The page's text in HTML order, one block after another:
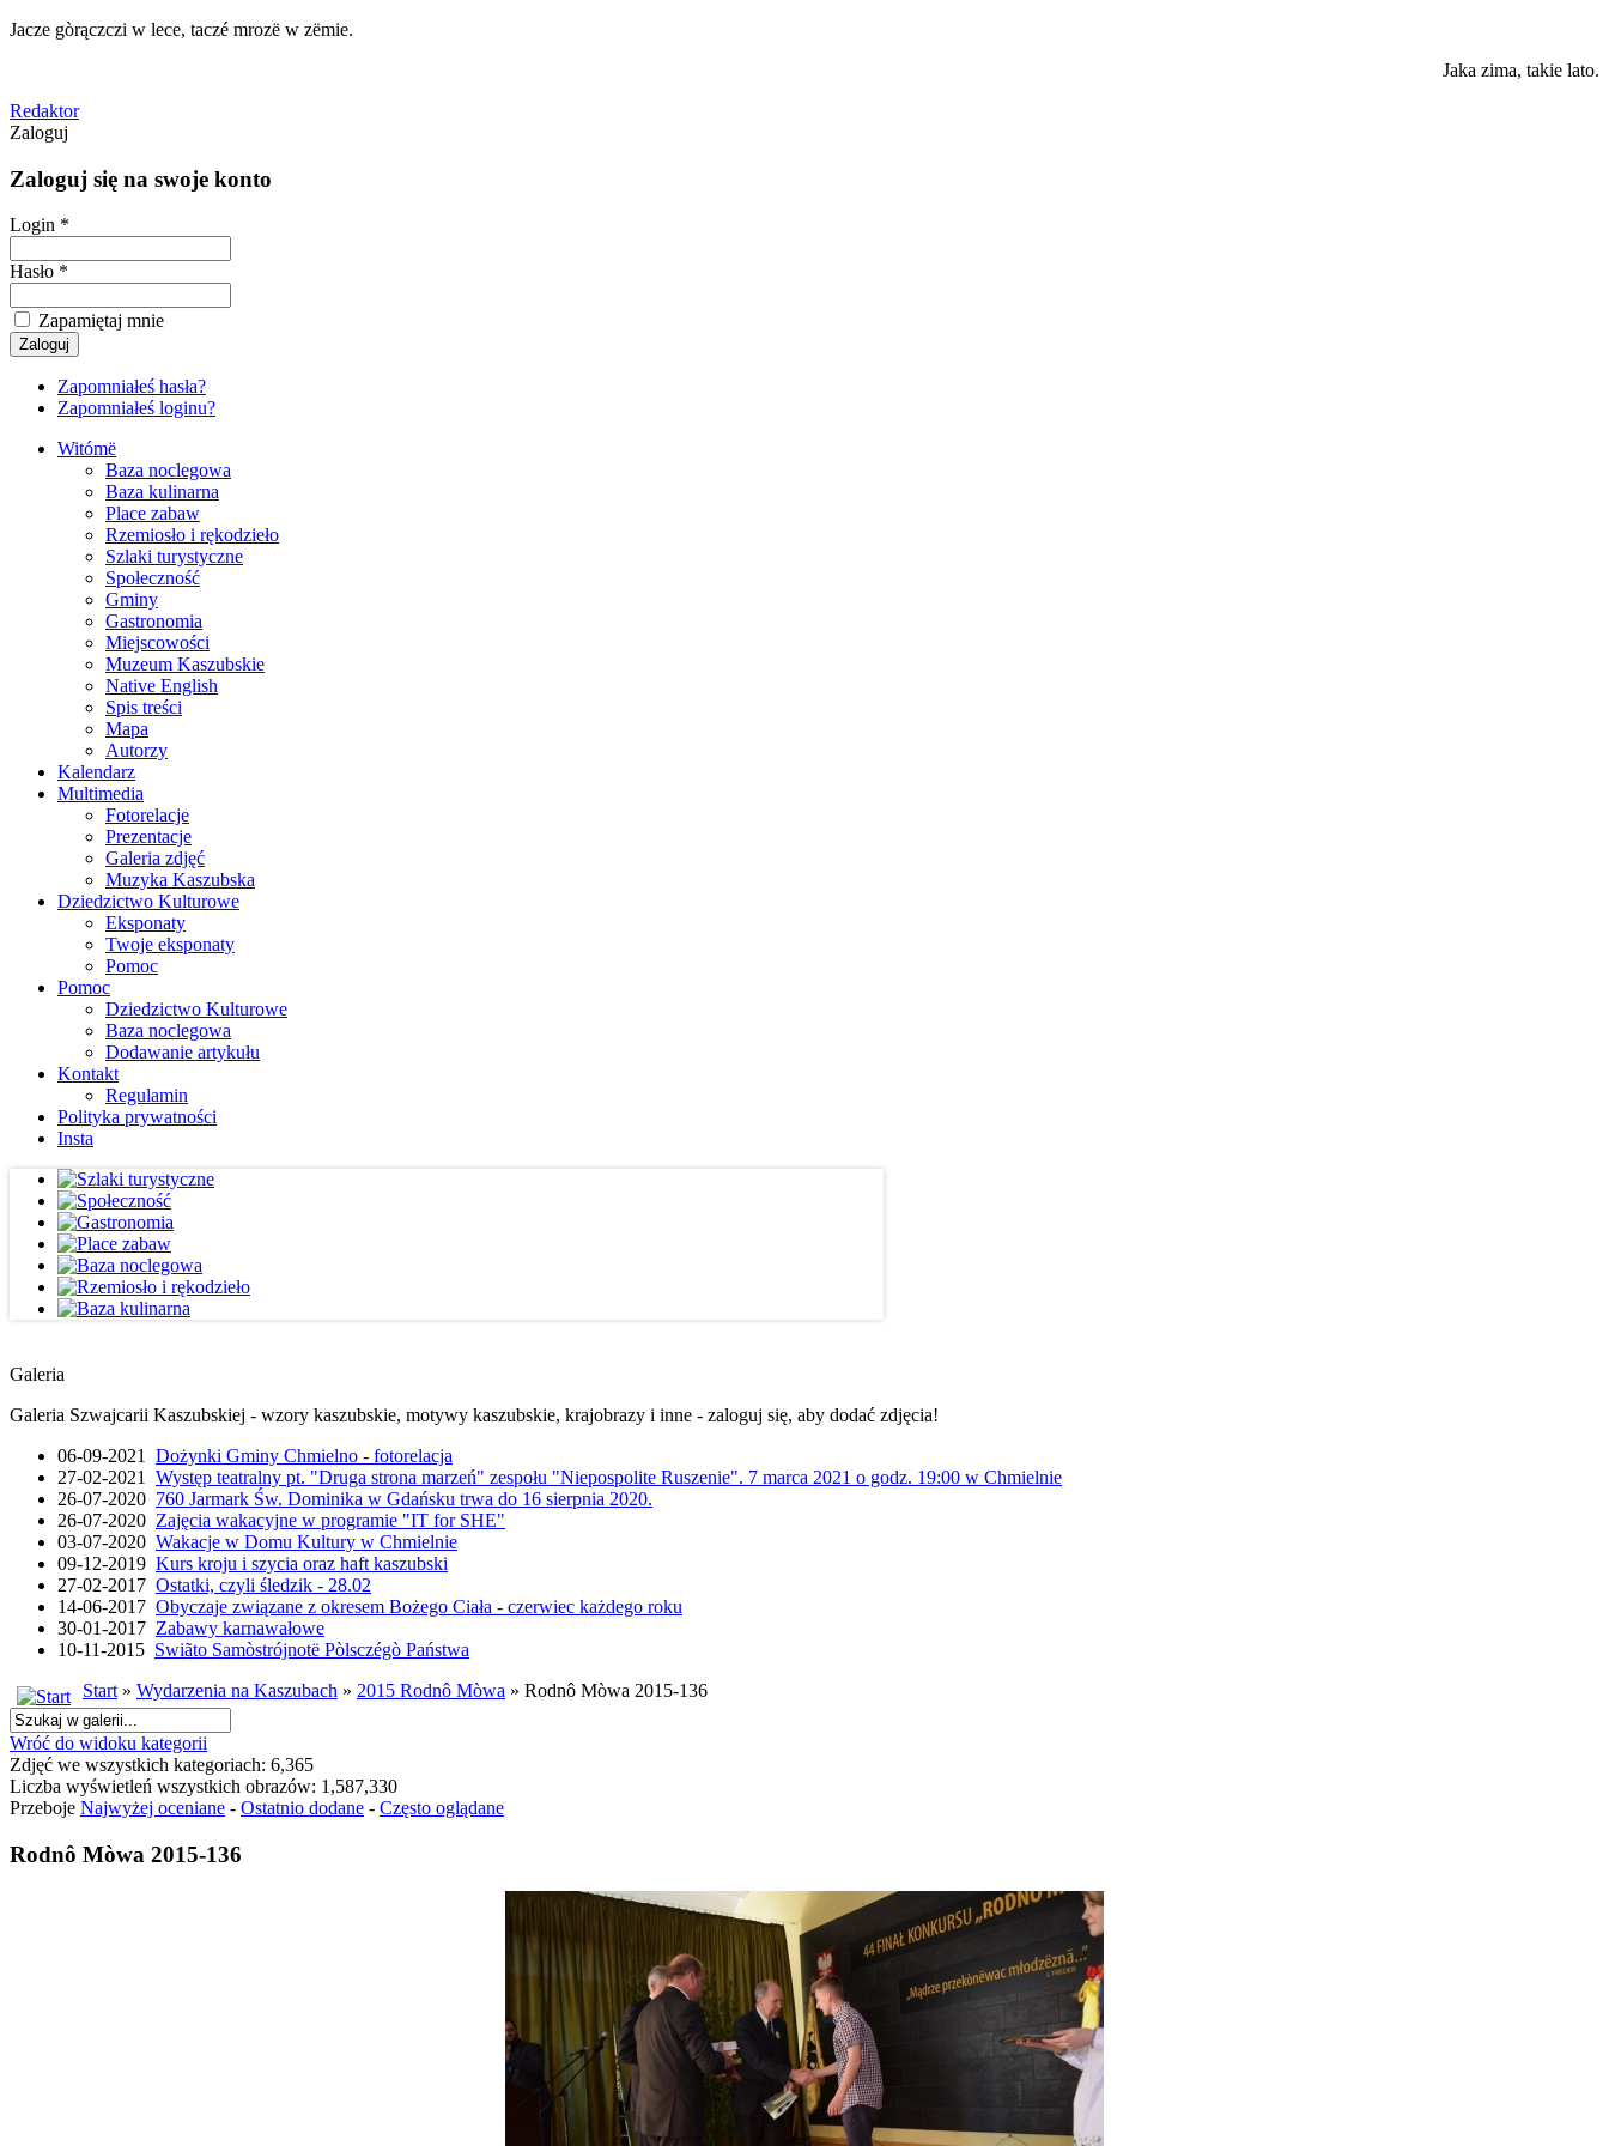
Jacze gòrączczi w lece, taczé mrozë w zëmie.
Jaka zima, takie lato.
Redaktor
Zaloguj
Zaloguj się na swoje konto
Login *
Hasło *
Zapamiętaj mnie
Zapomniałeś hasła?
Zapomniałeś loginu?
Witómë
Baza noclegowa
Baza kulinarna
Place zabaw
Rzemiosło i rękodzieło
Szlaki turystyczne
Społeczność
Gminy
Gastronomia
Miejscowości
Muzeum Kaszubskie
Native English
Spis treści
Mapa
Autorzy
Kalendarz
Multimedia
Fotorelacje
Prezentacje
Galeria zdjęć
Muzyka Kaszubska
Dziedzictwo Kulturowe
Eksponaty
Twoje eksponaty
Pomoc
Pomoc
Dziedzictwo Kulturowe
Baza noclegowa
Dodawanie artykułu
Kontakt
Regulamin
Polityka prywatności
Insta
Galeria
Galeria Szwajcarii Kaszubskiej - wzory kaszubskie, motywy kaszubskie, krajobrazy i inne - zaloguj się, aby dodać zdjęcia!
06-09-2021 Dożynki Gminy Chmielno - fotorelacja
27-02-2021 Występ teatralny pt. "Druga strona marzeń" zespołu "Niepospolite Ruszenie". 7 marca 2021 o godz. 19:00 w Chmielnie
26-07-2020 760 Jarmark Św. Dominika w Gdańsku trwa do 16 sierpnia 2020.
26-07-2020 Zajęcia wakacyjne w programie "IT for SHE"
03-07-2020 Wakacje w Domu Kultury w Chmielnie
09-12-2019 Kurs kroju i szycia oraz haft kaszubski
27-02-2017 Ostatki, czyli śledzik - 28.02
14-06-2017 Obyczaje związane z okresem Bożego Ciała - czerwiec każdego roku
30-01-2017 Zabawy karnawałowe
10-11-2015 Swiãto Samòstrójnotë Pòlsczégò Państwa
Start» Wydarzenia na Kaszubach » 2015 Rodnô Mòwa » Rodnô Mòwa 2015-136
Wróć do widoku kategorii
Zdjęć we wszystkich kategoriach: 6,365
Liczba wyświetleń wszystkich obrazów: 1,587,330
Przeboje Najwyżej oceniane - Ostatnio dodane - Często oglądane
Rodnô Mòwa 2015-136